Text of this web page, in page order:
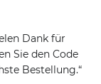
Dank für
Sie den Code
Bestellung.“